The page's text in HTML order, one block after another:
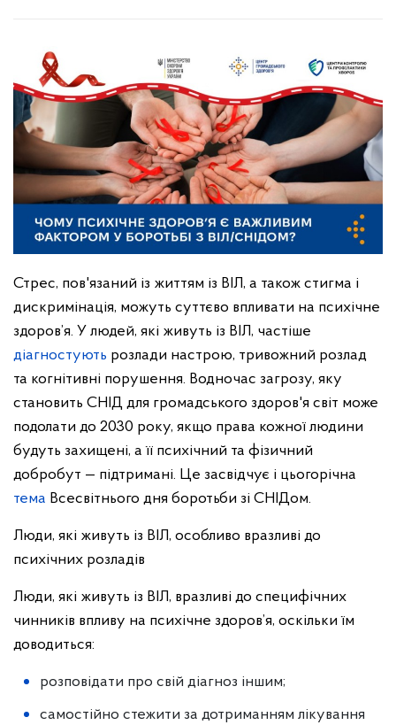
Стрес, пов'язаний із життям із ВІЛ, а також стигма і
дискримінація, можуть суттєво впливати на психічне
здоров’я. У людей, які живуть із ВІЛ, частіше
діагностують розлади настрою, тривожний розлад
та когнітивні порушення. Водночас загрозу, яку
становить СНІД для громадського здоров'я світ може
подолати до 2030 року, якщо права кожної людини
будуть захищені, а її психічний та фізичний
добробут — підтримані. Це засвідчує і цьогорічна
тема Всесвітнього дня боротьби зі СНІДом.
Люди, які живуть із ВІЛ, особливо вразливі до
психічних розладів
Люди, які живуть із ВІЛ, вразливі до специфічних
чинників впливу на психічне здоров’я, оскільки їм
доводиться:
розповідати про свій діагноз іншим;
самостійно стежити за дотриманням лікування